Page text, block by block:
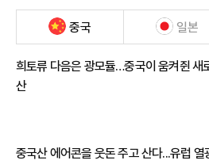
중국 일본
희토류 다음은 광모듈…중국이 움켜쥔 새
산
중국산 에어콘을 웃돈 주고 산다...유럽 열